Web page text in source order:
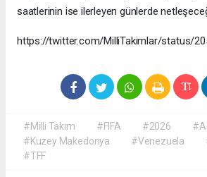
saatlerinin ise ilerleyen günlerde
https://twitter.com/MilliTakimlar/status/
#Milli Takım #FIFA #2026
#A
#Kuzey Makedonya
#Venezuela
#TFF